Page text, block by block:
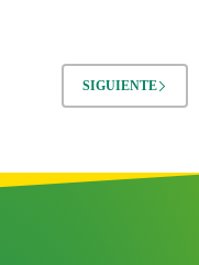
SIGUIENTE